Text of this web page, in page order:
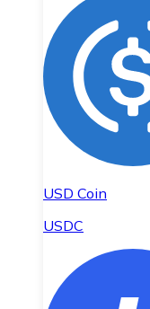
USD Coin
USDC